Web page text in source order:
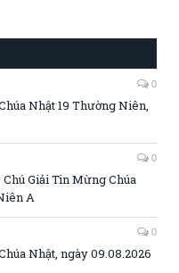
0
Nhật 19 Thường Niên,
0
Giải Tin Mừng Chúa
A
0
Nhật, ngày 09.08.2026